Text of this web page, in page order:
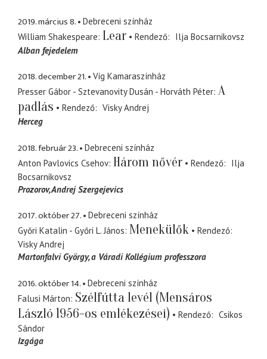
2019. március 8.
Debreceni színház
William Shakespeare Lear Rendező
Ilja Bocsarnikovsz
Alban fejedelem
2018. december 21.
Víg Kamaraszínház
Presser Gábor - Sztevanovity Dusán - Horváth Péter A
padlás
Rendező
Visky Andrej
Herceg
2018. február 23.
Debreceni színház
Anton Pavlovics Csehov Három nővér Rendező
Ilja
Bocsarnikovsz
Prozorov, Andrej Szergejevics
2017. október 27.
Debreceni színház
Győri Katalin - Győri L. János Menekülők
Rendező
Visky Andrej
Martonfalvi György a Váradi Kollégium professzora
2016. október 14.
Debreceni színház
Falusi Márton Szélfútta levél (Mensáros
László 1956-os emlékezései)
Rendező
Csikos
Sándor
Izgága